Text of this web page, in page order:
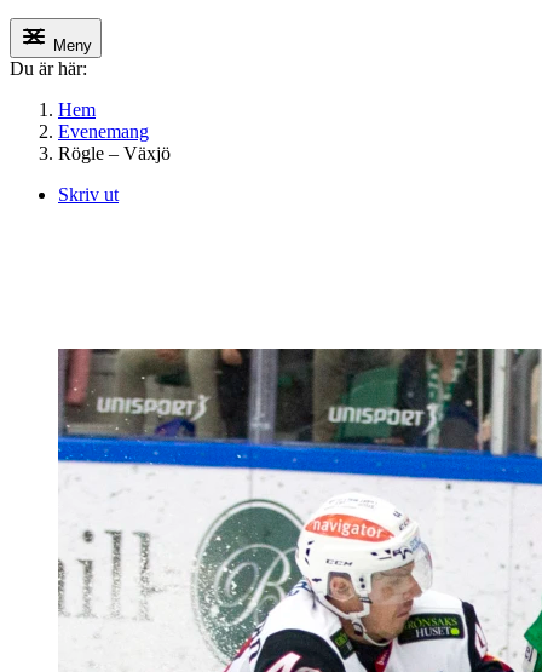
Meny
Du är här:
Hem
Evenemang
Rögle – Växjö
Skriv ut